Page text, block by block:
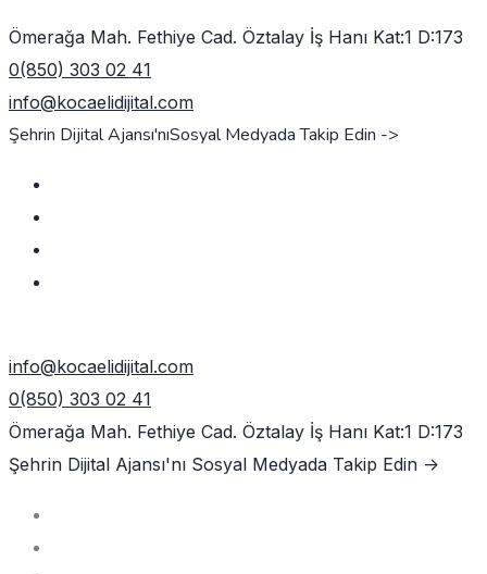
Ömerağa Mah. Fethiye Cad. Öztalay İş Hanı Kat:1 D:173
0(850) 303 02 41
info@kocaelidijital.com
Şehrin Dijital Ajansı'nıSosyal Medyada Takip Edin ->
info@kocaelidijital.com
0(850) 303 02 41
Ömerağa Mah. Fethiye Cad. Öztalay İş Hanı Kat:1 D:173
Şehrin Dijital Ajansı'nı Sosyal Medyada Takip Edin ->